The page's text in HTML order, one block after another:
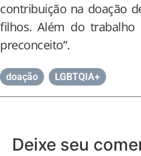
contribuição na doação
filhos. Além do trabalho
preconceito”.
doação LGBTQIA+
Deixe seu